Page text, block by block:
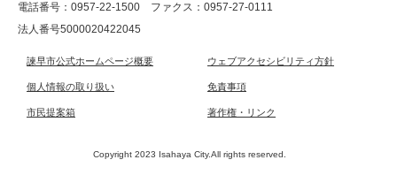
電話番号：0957-22-1500
ファクス：0957-27-0111
法人番号5000020422045
諫早市公式ホームページ概要 ウェブアクセシビリティ方針
個人情報の取り扱い 免責事項
市民提案箱 著作権・リンク
Copyright 2023 Isahaya City.All rights reserved.